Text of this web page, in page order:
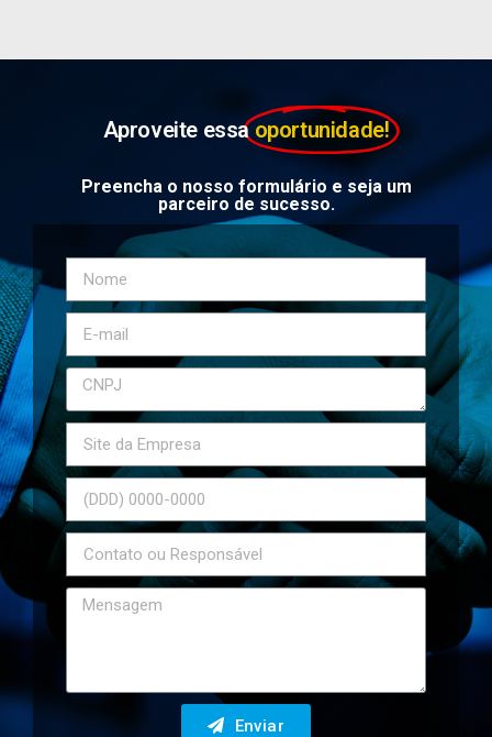
Aproveite essa oportunidade!
Preencha o nosso formulário e seja um
parceiro de sucesso.
Enviar